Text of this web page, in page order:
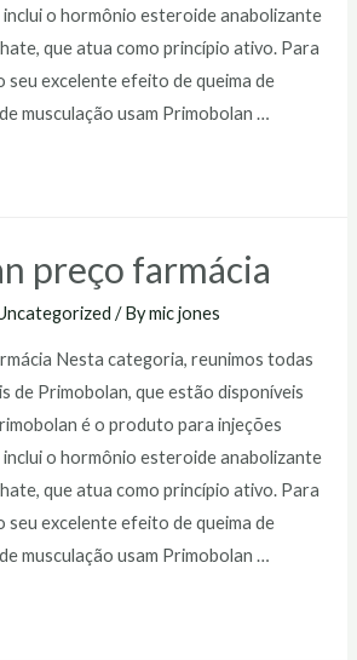
o hormônio esteroide anabolizante
que atua como princípio ativo. Para
seu excelente efeito de queima de
musculação usam Primobolan …
preço farmácia
/ Bymic jones
Nesta categoria, reunimos todas
de Primobolan, que estão disponíveis
é o produto para injeções
o hormônio esteroide anabolizante
que atua como princípio ativo. Para
seu excelente efeito de queima de
musculação usam Primobolan …